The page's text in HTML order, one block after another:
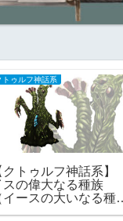
トゥルフ神話系
クトゥルフ神話系】
スの偉大なる種族
イースの大いなる種